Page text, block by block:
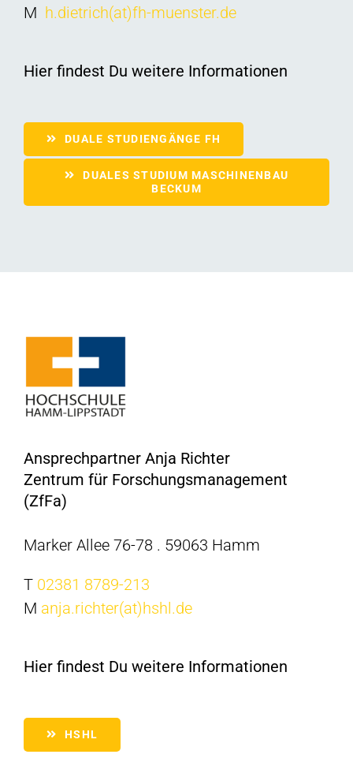
M h.dietrich(at)fh-muenster.de
Hier findest Du weitere Informationen
DUALE STUDIENGÄNGE FH
DUALES STUDIUM MASCHINENBAU
BECKUM
Ansprechpartner Anja Richter
Zentrum für Forschungsmanagement
(ZfFa)
Marker Allee 76-78 . 59063 Hamm
T 02381 8789-213
M anja.richter(at)hshl.de
Hier findest Du weitere Informationen
HSHL